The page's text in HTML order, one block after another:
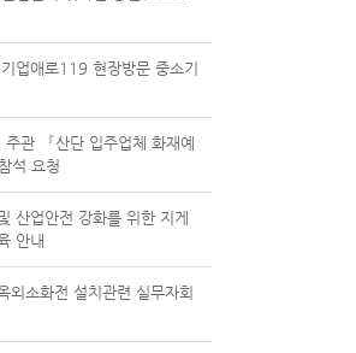
업애로119 현장방문 중소기
주관 『산단 입주업체 화재예
석 요청
산업안전 강화를 위한 지게
안내
외소화전 설치관련 실무자회